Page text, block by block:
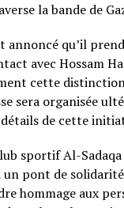
la bande de
annoncé qu’il
avec Hossam
cette
sera organisée
de cette
sportif Al-
pont de
hommage aux